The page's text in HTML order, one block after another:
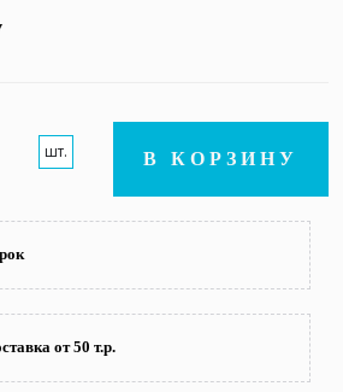
шт. В КОРЗИНУ
от 50 т.р.